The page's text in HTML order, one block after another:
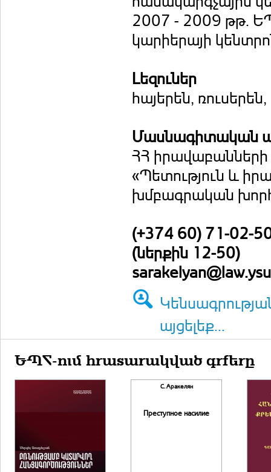
2007 - 2009 թթ.
կարիերայի
Լեզուներ
հայերեն,
Մասնագիտական
ՀՀ իրավաբանների
«Պետություն և
խմբագրական
(+374 60) 71-02-
(ներքին 12-50)
այցելեք...
ԵՊՀ-ում հրատարակված գրքերը
С. Аракелян
Преступное насилие